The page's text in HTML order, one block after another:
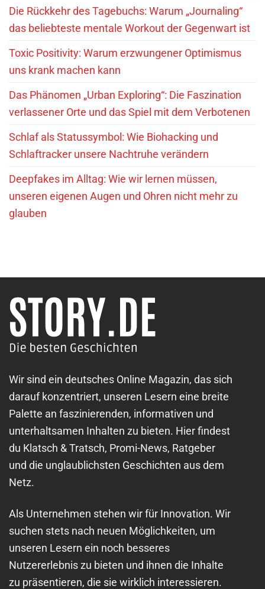
Die Rückkehr des Tagebuchs: Warum „Journaling“
das beliebteste mentale Workout der Gegenwart ist
Toxic Positivity: Warum erzwungener Optimismus
uns krank machen kann
Das Phänomen „Urban Exploring“: Die Faszination
verlassener Orte und das Spiel mit dem Verbotenen
Schlaf als Statussymbol: Wie Biohacking und
Schlaftracker unsere Nachtruhe verändern
Deepfakes im Alltag: Wie wir lernen müssen,
unseren eigenen Augen und Ohren nicht mehr zu
glauben
Wir sind ein deutsches Online Magazin, das sich
darauf konzentriert, unseren Lesern eine breite
Palette an faszinierenden, informativen und
unterhaltsamen Inhalten zu bieten. Hier findest
du Klatsch & Tratsch, Promi-News, Ratgeber
und die unglaublichsten Geschichten aus dem
Netz.
Als Unternehmen stehen wir für Innovation. Wir
suchen stets nach neuen Möglichkeiten, um
unseren Lesern ein noch besseres
Nutzererlebnis zu bieten und ihnen die Inhalte
zu präsentieren, die sie wirklich interessieren.